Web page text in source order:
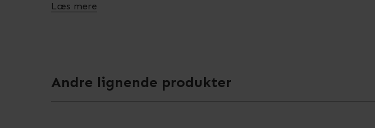
til din have, har vi det, du leder efter.
Hvis du ønsker at tilføje en smule farve og personlighed til din
eller brug farverne til at opdele din affaldsortering efter kommunens
Læs mere
Andre lignende produkter